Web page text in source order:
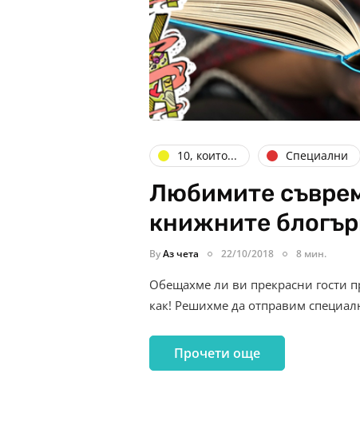
10, които... Специални
Любимите
книжните
ByАз чета 22/10/2018 8 мин.
Обещахме ли ви прекрасни гости
как! Решихме да отправим
Прочети още